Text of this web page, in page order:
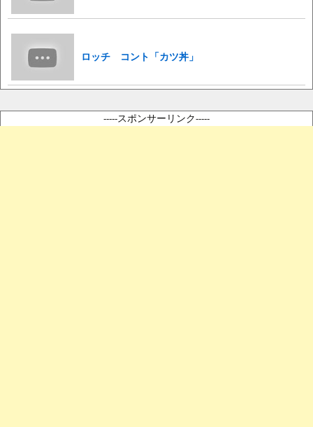
ロッチ コント「カツ丼」
-----スポンサーリンク-----